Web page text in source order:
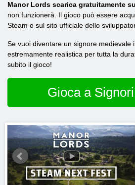
Manor Lords scarica gratuitamente
non funzionerà. Il gioco può essere
Steam o sul sito ufficiale dello
Se vuoi diventare un signore medievale
estremamente realistica per tutta la
subito il gioco!
Gioca a